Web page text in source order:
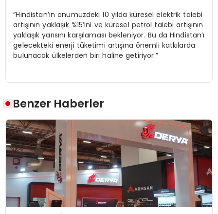
“Hindistan’ın önümüzdeki 10 yılda küresel elektrik talebi
artışının yaklaşık %15’ini ve küresel petrol talebi artışının
yaklaşık yarısını karşılaması bekleniyor. Bu da Hindistan’ı
gelecekteki enerji tüketimi artışına önemli katkılarda
bulunacak ülkelerden biri haline getiriyor.”
Benzer Haberler